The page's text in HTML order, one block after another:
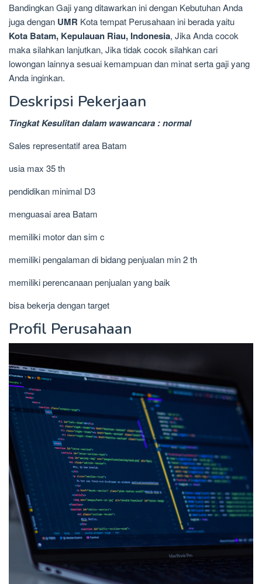
Bandingkan Gaji yang ditawarkan ini dengan Kebutuhan Anda
juga dengan UMR Kota tempat Perusahaan ini berada yaitu
Kota Batam, Kepulauan Riau, Indonesia, Jika Anda cocok
maka silahkan lanjutkan, Jika tidak cocok silahkan cari
lowongan lainnya sesuai kemampuan dan minat serta gaji yang
Anda inginkan.
Deskripsi Pekerjaan
Tingkat Kesulitan dalam wawancara : normal
Sales representatif area Batam
usia max 35 th
pendidikan minimal D3
menguasai area Batam
memiliki motor dan sim c
memiliki pengalaman di bidang penjualan min 2 th
memiliki perencanaan penjualan yang baik
bisa bekerja dengan target
Profil Perusahaan